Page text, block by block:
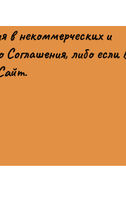
в некоммерческих и
либо